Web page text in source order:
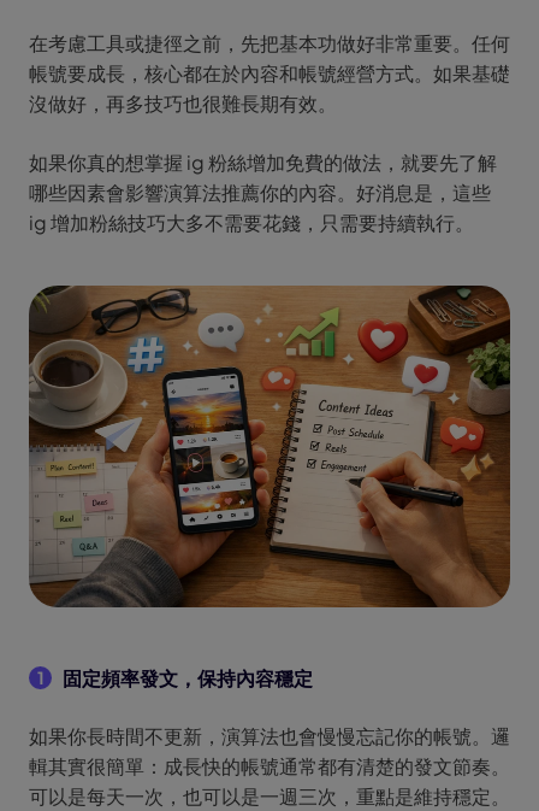
在考慮工具或捷徑之前，先把基本功做好非常重要。任何
帳號要成長，核心都在於內容和帳號經營方式。如果基礎
沒做好，再多技巧也很難長期有效。
如果你真的想掌握 ig 粉絲增加免費的做法，就要先了解
哪些因素會影響演算法推薦你的內容。好消息是，這些
ig 增加粉絲技巧大多不需要花錢，只需要持續執行。
1 固定頻率發文，保持內容穩定
如果你長時間不更新，演算法也會慢慢忘記你的帳號。邏
輯其實很簡單：成長快的帳號通常都有清楚的發文節奏。
可以是每天一次，也可以是一週三次，重點是維持穩定。